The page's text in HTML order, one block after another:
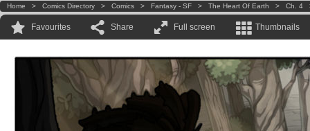
Home > Comics Directory > Comics > Fantasy - SF > The Heart Of Earth > Ch. 4
Favourites Share Full screen Thumbnails